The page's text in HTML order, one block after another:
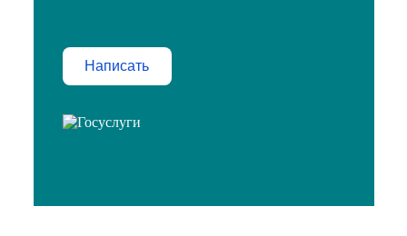
Написать